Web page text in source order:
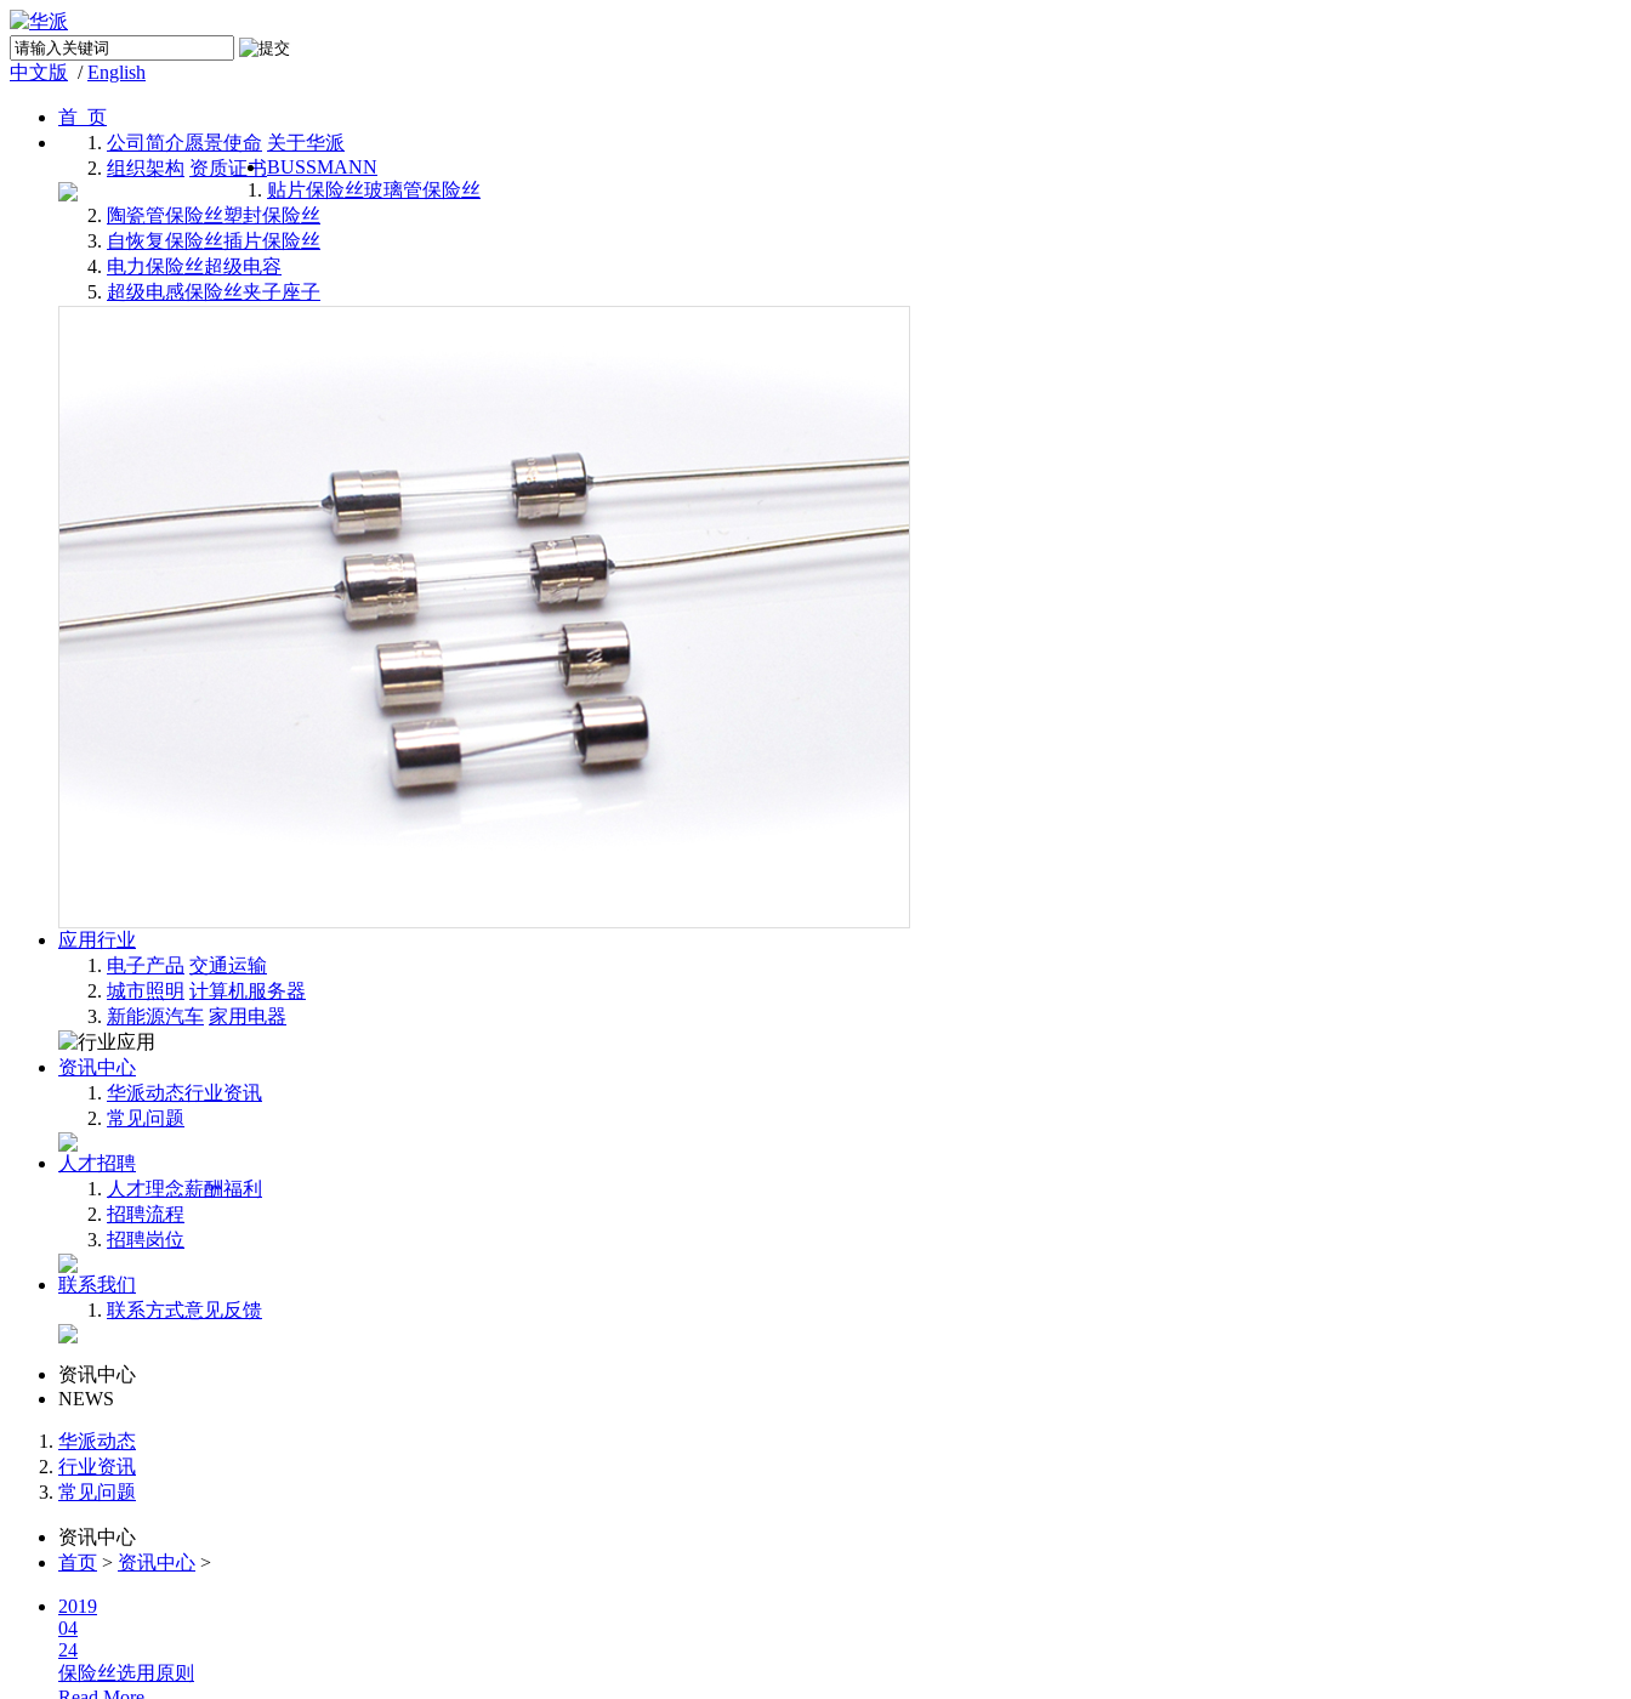
中文版 /English
首 页
关于华派
公司简介愿景使命
组织架构 资质证书BUSSMANN
贴片保险丝玻璃管保险丝
陶瓷管保险丝塑封保险丝
自恢复保险丝插片保险丝
电力保险丝超级电容
超级电感保险丝夹子座子
应用行业
电子产品 交通运输
城市照明 计算机服务器
新能源汽车 家用电器
资讯中心
华派动态行业资讯
常见问题
人才招聘
人才理念薪酬福利
招聘流程
招聘岗位
联系我们
联系方式意见反馈
资讯中心
NEWS
华派动态
行业资讯
常见问题
资讯中心
首页 > 资讯中心 >
2019
04
24
保险丝选用原则